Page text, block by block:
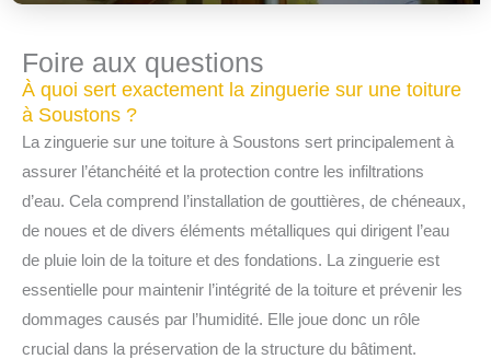
Foire aux questions
À quoi sert exactement la zinguerie sur une toiture
à Soustons ?
La zinguerie sur une toiture à Soustons sert principalement à
assurer l’étanchéité et la protection contre les infiltrations
d’eau. Cela comprend l’installation de gouttières, de chéneaux,
de noues et de divers éléments métalliques qui dirigent l’eau
de pluie loin de la toiture et des fondations. La zinguerie est
essentielle pour maintenir l’intégrité de la toiture et prévenir les
dommages causés par l’humidité. Elle joue donc un rôle
crucial dans la préservation de la structure du bâtiment.